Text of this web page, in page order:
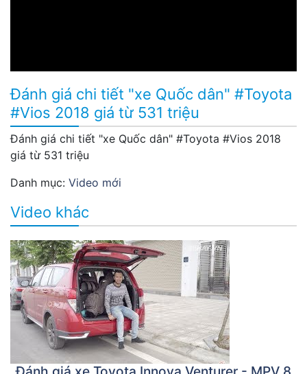
Đánh giá chi tiết "xe Quốc dân" #Toyota
#Vios 2018 giá từ 531 triệu
Đánh giá chi tiết "xe Quốc dân" #Toyota #Vios 2018
giá từ 531 triệu
Danh mục: Video mới
Video khác